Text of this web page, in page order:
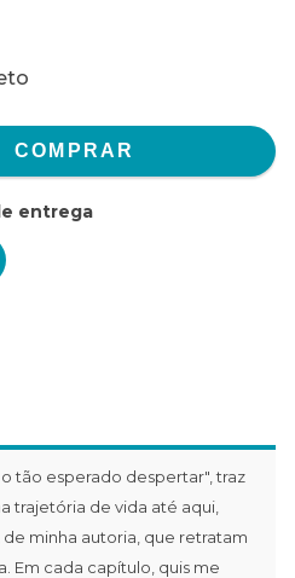
entrega
tão esperado despertar", traz
trajetória de vida até aqui,
minha autoria, que retratam
Em cada capítulo, quis me